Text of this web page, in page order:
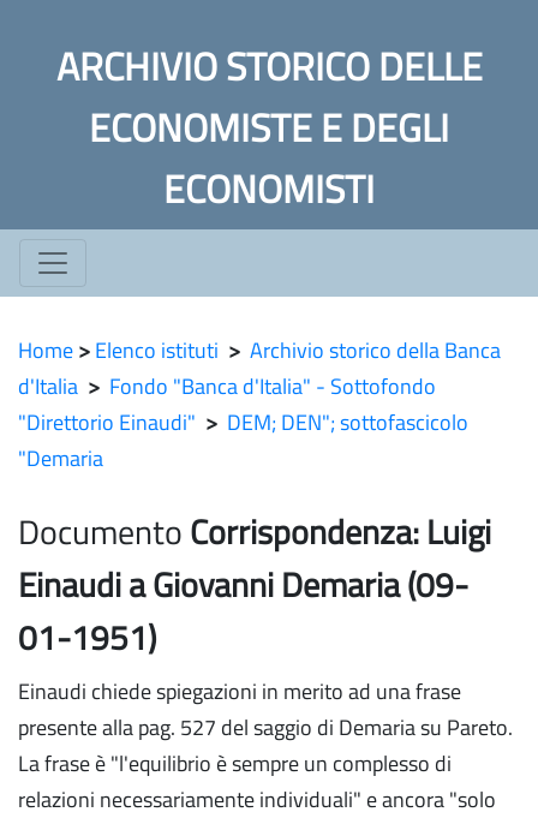
ARCHIVIO STORICO DELLE
ECONOMISTE E DEGLI
ECONOMISTI
Home>Elenco istituti > Archivio storico della Banca
d'Italia > Fondo "Banca d'Italia" - Sottofondo
"Direttorio Einaudi" > DEM; DEN"; sottofascicolo
"Demaria
DocumentoCorrispondenza: Luigi
Einaudi a Giovanni Demaria (09-
01-1951)
Einaudi chiede spiegazioni in merito ad una frase
presente alla pag. 527 del saggio di Demaria su Pareto.
La frase è "l'equilibrio è sempre un complesso di
relazioni necessariamente individuali" e ancora "solo